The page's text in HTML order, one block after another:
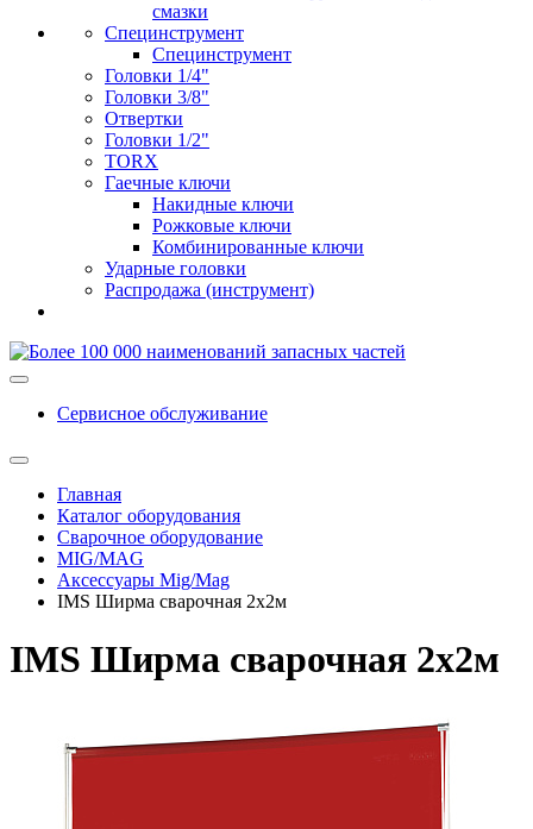
смазки
Специнструмент
Специнструмент
Головки 1/4"
Головки 3/8"
Отвертки
Головки 1/2"
TORX
Гаечные ключи
Накидные ключи
Рожковые ключи
Комбинированные ключи
Ударные головки
Распродажа (инструмент)
Сервисное обслуживание
Главная
Каталог оборудования
Сварочное оборудование
MIG/MAG
Аксессуары Mig/Mag
IMS Ширма сварочная 2х2м
IMS Ширма сварочная 2х2м